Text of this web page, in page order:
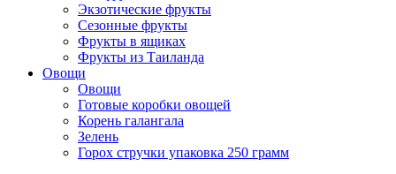
Экзотические фрукты
Сезонные фрукты
Фрукты в ящиках
Фрукты из Таиланда
Овощи
Овощи
Готовые коробки овощей
Корень галангала
Зелень
Горох стручки упаковка 250 грамм